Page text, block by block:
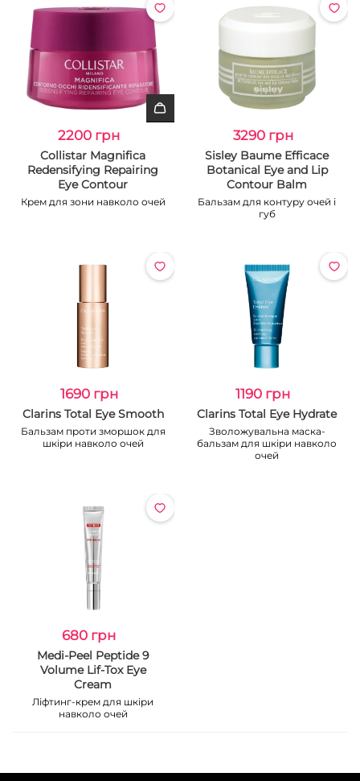
2200 грн
Collistar Magnifica
Redensifying Repairing
Eye Contour
Крем для зони навколо очей
3290 грн
Sisley Baume Efficace
Botanical Eye and Lip
Contour Balm
Бальзам для контуру очей і
губ
1690 грн
Clarins Total Eye Smooth
Бальзам проти зморшок для
шкіри навколо очей
1190 грн
Clarins Total Eye Hydrate
Зволожувальна маска-
бальзам для шкіри навколо
очей
680 грн
Medi-Peel Peptide 9
Volume Lif-Tox Eye
Cream
Ліфтинг-крем для шкіри
навколо очей